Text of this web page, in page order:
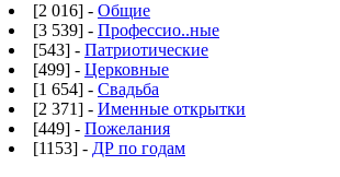
[2 016] - Общие
[3 539] - Профессио..ные
[543] - Патриотические
[499] - Церковные
[1 654] - Свадьба
[2 371] - Именные открытки
[449] - Пожелания
[1153] - ДР по годам